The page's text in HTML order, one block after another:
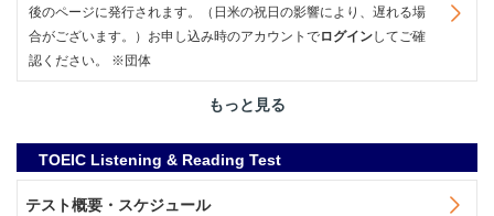
後のページに発行されます。（日米の祝日の影響により、遅れる場
合がございます。）お申し込み時のアカウントでログインしてご確
認ください。 ※団体
もっと見る
TOEIC Listening & Reading Test
テスト概要・スケジュール